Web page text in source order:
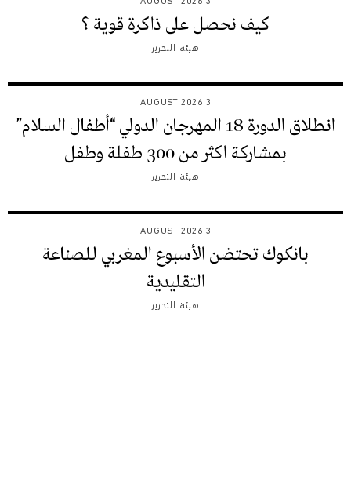
كيف نحصل على ذاكرة قوية ؟
هيئة التحرير
3 AUGUST 2026
انطلاق الدورة 18 المهرجان الدولي “أطفال السلام”
بمشاركة اكثر من 300 طفلة وطفل
هيئة التحرير
3 AUGUST 2026
بانكوك تحتضن الأسبوع المغربي للصناعة
التقليدية
هيئة التحرير